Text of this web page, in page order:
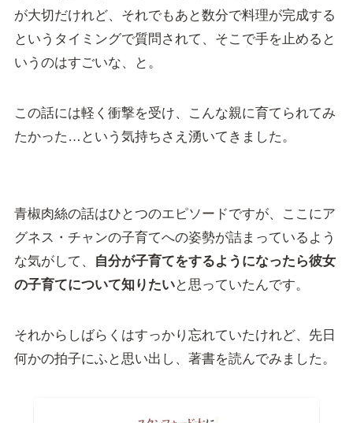
が大切だけれど、それでもあと数分で料理が完成する
というタイミングで質問されて、そこで手を止めると
いうのはすごいな、と。
この話には軽く衝撃を受け、こんな親に育てられてみ
たかった…という気持ちさえ湧いてきました。
青椒肉絲の話はひとつのエピソードですが、ここにア
グネス・チャンの子育てへの姿勢が詰まっているよう
な気がして、
自分が子育てをするようになったら彼女
の子育てについて知りたいと思っていたんです。
それからしばらくはすっかり忘れていたけれど、先日
何かの拍子にふと思い出し、著書を読んでみました。